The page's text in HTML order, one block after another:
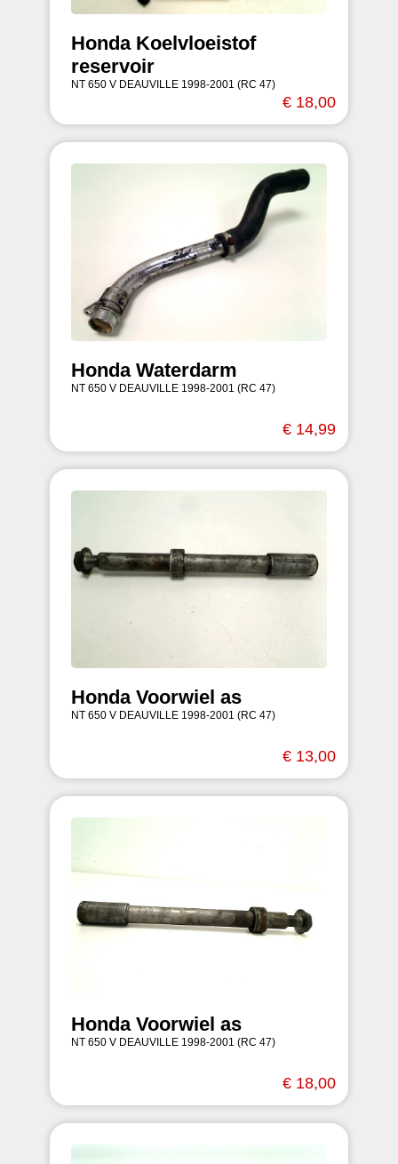
Honda Koelvloeistof
reservoir
NT 650 V DEAUVILLE 1998-2001 (RC 47)
€ 18,00
Honda Waterdarm
NT 650 V DEAUVILLE 1998-2001 (RC 47)
€ 14,99
Honda Voorwiel as
NT 650 V DEAUVILLE 1998-2001 (RC 47)
€ 13,00
Honda Voorwiel as
NT 650 V DEAUVILLE 1998-2001 (RC 47)
€ 18,00